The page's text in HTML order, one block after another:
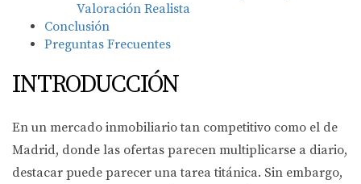
Valoración Realista
Conclusión
Preguntas Frecuentes
INTRODUCCIÓN
En un mercado inmobiliario tan competitivo como el de
Madrid, donde las ofertas parecen multiplicarse a diario,
destacar puede parecer una tarea titánica. Sin embargo,